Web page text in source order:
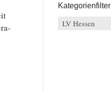
Kategorienfilter
Kategorienfilter